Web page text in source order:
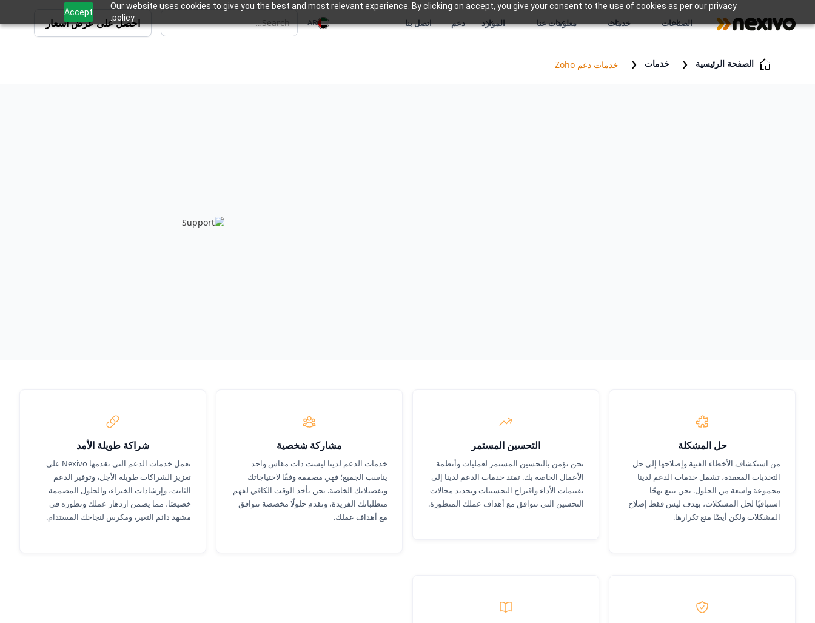
Our website uses cookies to give you the best and most relevant experience. By clicking on accept, you give your consent to the use of cookies as per our privacy
policy.
Accept
الصناعات خدمات معلومات عنا الموارد دعم اتصل بنا AR احصل على عرض أسعار
الصفحة الرئيسية خدمات خدمات دعم Zoho
حل المشكلة
من استكشاف الأخطاء الفنية وإصلاحها إلى حل
التحديات المعقدة، تشمل خدمات الدعم لدينا
مجموعة واسعة من الحلول. نحن نتبع نهجًا
استباقيًا لحل المشكلات، بهدف ليس فقط إصلاح
المشكلات ولكن أيضًا منع تكرارها.
التحسين المستمر
نحن نؤمن بالتحسين المستمر لعمليات وأنظمة
الأعمال الخاصة بك. تمتد خدمات الدعم لدينا إلى
تقييمات الأداء واقتراح التحسينات وتحديد مجالات
التحسين التي تتوافق مع أهداف عملك المتطورة.
مشاركة شخصية
خدمات الدعم لدينا ليست ذات مقاس واحد
يناسب الجميع؛ فهي مصممة وفقًا لاحتياجاتك
وتفضيلاتك الخاصة. نحن نأخذ الوقت الكافي لفهم
متطلباتك الفريدة، ونقدم حلولًا مخصصة تتوافق
مع أهداف عملك.
شراكة طويلة الأمد
تعمل خدمات الدعم التي تقدمها Nexivo على
تعزيز الشراكات طويلة الأجل، وتوفير الدعم
الثابت، وإرشادات الخبراء، والحلول المصممة
خصيصًا، مما يضمن ازدهار عملك وتطوره في
مشهد دائم التغير، ومكرس لنجاحك المستدام.